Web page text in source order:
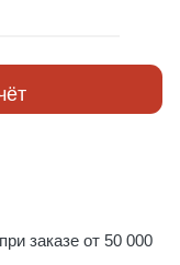
заказе от 50 000